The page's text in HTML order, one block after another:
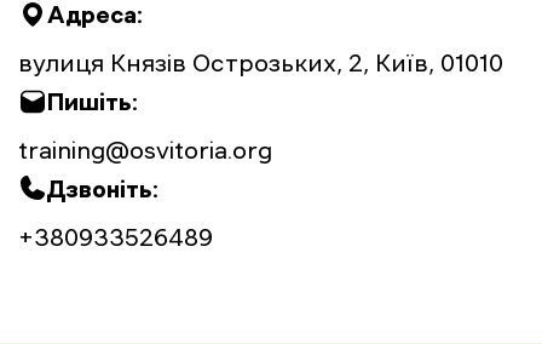
Адреса:
вулиця Князів Острозьких, 2, Київ, 01010
Пишіть:
training@osvitoria.org
Дзвоніть:
+380933526489